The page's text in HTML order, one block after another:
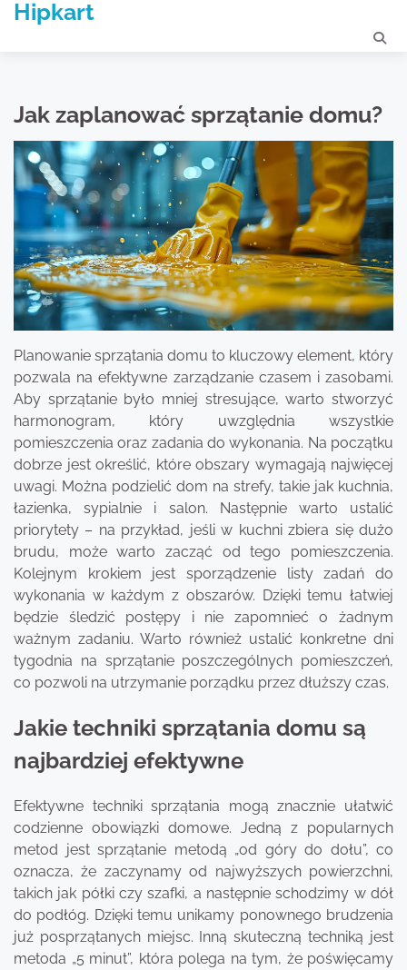
SkipHipkart
Jak zaplanować sprzątanie domu?
Planowanie sprzątania domu to kluczowy element, który
pozwala na efektywne zarządzanie czasem i zasobami.
Aby sprzątanie było mniej stresujące, warto stworzyć
harmonogram, który uwzględnia wszystkie
pomieszczenia oraz zadania do wykonania. Na początku
dobrze jest określić, które obszary wymagają najwięcej
uwagi. Można podzielić dom na strefy, takie jak kuchnia,
łazienka, sypialnie i salon. Następnie warto ustalić
priorytety – na przykład, jeśli w kuchni zbiera się dużo
brudu, może warto zacząć od tego pomieszczenia.
Kolejnym krokiem jest sporządzenie listy zadań do
wykonania w każdym z obszarów. Dzięki temu łatwiej
będzie śledzić postępy i nie zapomnieć o żadnym
ważnym zadaniu. Warto również ustalić konkretne dni
tygodnia na sprzątanie poszczególnych pomieszczeń,
co pozwoli na utrzymanie porządku przez dłuższy czas.
Jakie techniki sprzątania domu są
najbardziej efektywne
Efektywne techniki sprzątania mogą znacznie ułatwić
codzienne obowiązki domowe. Jedną z popularnych
metod jest sprzątanie metodą „od góry do dołu”, co
oznacza, że zaczynamy od najwyższych powierzchni,
takich jak półki czy szafki, a następnie schodzimy w dół
do podłóg. Dzięki temu unikamy ponownego brudzenia
już posprzątanych miejsc. Inną skuteczną techniką jest
metoda „5 minut”, która polega na tym, że poświęcamy